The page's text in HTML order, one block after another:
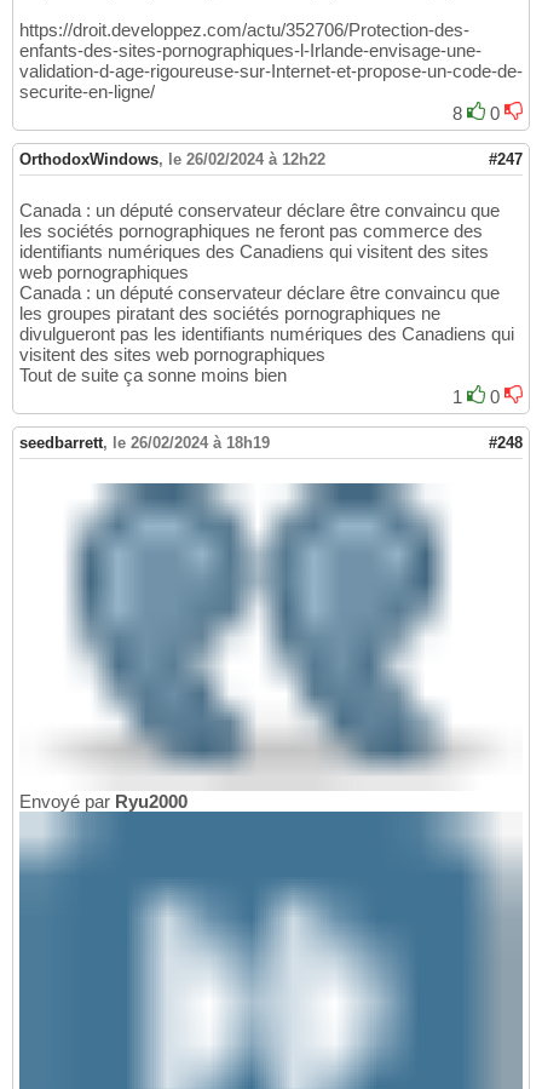
https://droit.developpez.com/actu/352706/Protection-des-
enfants-des-sites-pornographiques-l-Irlande-envisage-une-
validation-d-age-rigoureuse-sur-Internet-et-propose-un-code-de-
securite-en-ligne/
8
0
OrthodoxWindows, le 26/02/2024 à 12h22 #247
Canada : un député conservateur déclare être convaincu que
les sociétés pornographiques ne feront pas commerce des
identifiants numériques des Canadiens qui visitent des sites
web pornographiques
Canada : un député conservateur déclare être convaincu que
les groupes piratant des sociétés pornographiques ne
divulgueront pas les identifiants numériques des Canadiens qui
visitent des sites web pornographiques
Tout de suite ça sonne moins bien
1
0
seedbarrett, le 26/02/2024 à 18h19 #248
Envoyé par Ryu2000